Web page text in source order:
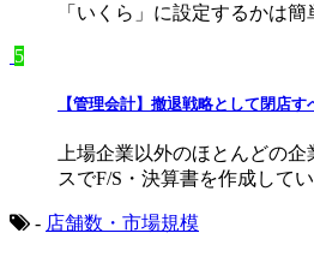
「いくら」に設定するかは簡
5
【管理会計】撤退戦略として閉店
上場企業以外のほとんどの
スでF/S・決算書を作成して
- 店舗数・市場規模